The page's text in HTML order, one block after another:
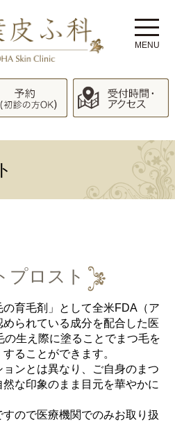
MENU
プロスト
育毛剤」として全米FDA（ア
られている成分を配合した医
生え際に塗ることでまつ毛を
ることができます。
ンとは異なり、ご自身のまつ
な印象のまま目元を華やかに
ので医療機関でのみお取り扱